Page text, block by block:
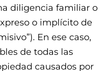
diligencia familiar o
o implícito de
En ese caso,
de todas las
causados por